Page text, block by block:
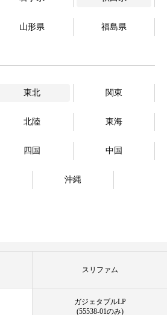
山形県 福島県
東北 関東
北陸 東海
四国 中国
沖縄
スリファム
ガジェタブルLP
(55538-01のみ)